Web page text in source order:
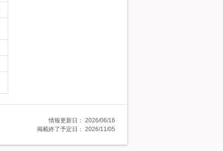
情報更新日： 2026/06/16
掲載終了予定日： 2026/11/05